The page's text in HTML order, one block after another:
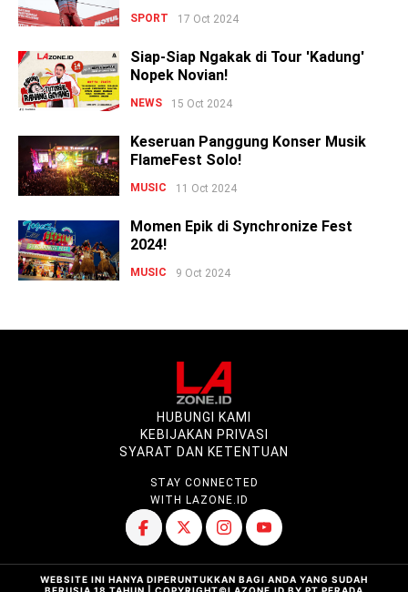
SPORT 17 Oct 2024
Siap-Siap Ngakak di Tour 'Kadung'
Nopek Novian!
NEWS 15 Oct 2024
Keseruan Panggung Konser Musik
FlameFest Solo!
MUSIC 11 Oct 2024
Momen Epik di Synchronize Fest
2024!
MUSIC 9 Oct 2024
HUBUNGI KAMI
KEBIJAKAN PRIVASI
SYARAT DAN KETENTUAN
STAY CONNECTED
WITH LAZONE.ID
WEBSITE INI HANYA DIPERUNTUKKAN BAGI ANDA YANG SUDAH